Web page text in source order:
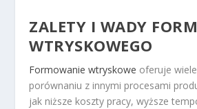
ZALETY I WADY
WTRYSKOWEGO
Formowanie wtryskowe oferuje
porównaniu z innymi procesami
jak niższe koszty pracy, wyższe